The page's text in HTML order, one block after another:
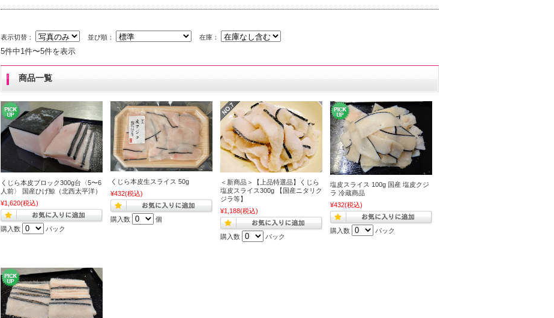
表示切替： 並び順： 在庫：
5件中1件〜5件を表示
商品一覧
くじら本皮ブロック300g台〈5〜6
人前〉 国産ひげ鯨（北西太平洋）
¥1,620(税込)
購入数 パック
くじら本皮生スライス 50g
¥432(税込)
購入数 個
＜新商品＞【上品特選品】くじら
塩皮スライス300g 【国産ニタリク
ジラ等】
¥1,188(税込)
購入数 パック
塩皮スライス 100g 国産 塩皮クジ
ラ 冷蔵商品
¥432(税込)
購入数 パック